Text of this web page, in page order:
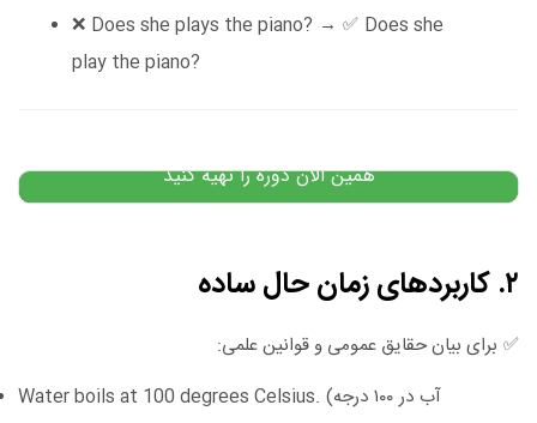
❌ Does she plays the piano? → ✅ Does she
play the piano?
همین الان دوره را تهیه کنید
۲. کاربردهای زمان حال ساده
✅ برای بیان حقایق عمومی و قوانین علمی:
Water boils at 100 degrees Celsius. (آب در ۱۰۰ درجه